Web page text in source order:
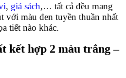
, giá sách,… tất cả đều mang
với màu đen tuyền thuần nhất
tiết nào khác.
kết hợp 2 màu trắng –